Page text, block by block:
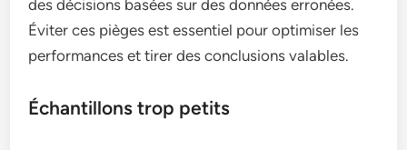
des décisions basées sur des données erronées.
Éviter ces pièges est essentiel pour optimiser les
performances et tirer des conclusions valables.
Échantillons trop petits